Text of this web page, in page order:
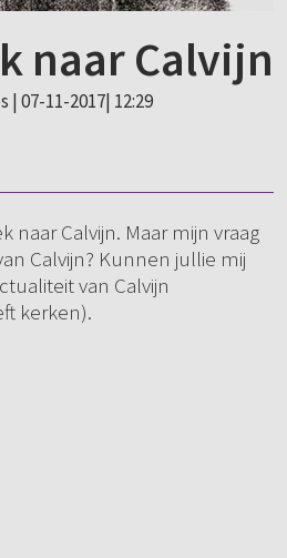
naar Calvijn
| 07-11-2017| 12:29
naar Calvijn. Maar mijn vraag
Calvijn? Kunnen jullie mij
van Calvijn
kerken).